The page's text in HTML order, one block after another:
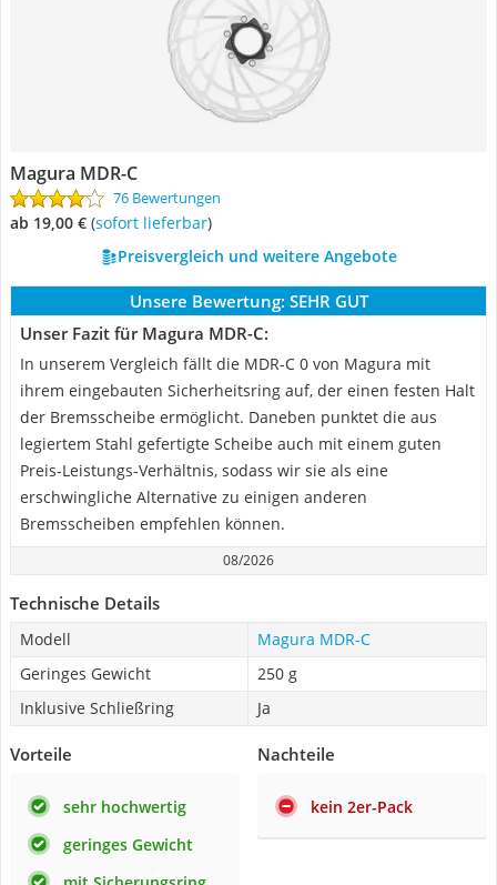
Magura MDR-C
76 Bewertungen
ab 19,00 € ( Sofort lieferbar)
Preisvergleich und weitere Angebote
Unsere Bewertung: SEHR GUT
Unser Fazit für Magura MDR-C:
In unserem Vergleich fällt die MDR-C 0 von Magura mit
ihrem eingebauten Sicherheitsring auf, der einen festen Halt
der Bremsscheibe ermöglicht. Daneben punktet die aus
legiertem Stahl gefertigte Scheibe auch mit einem guten
Preis-Leistungs-Verhältnis, sodass wir sie als eine
erschwingliche Alternative zu einigen anderen
Bremsscheiben empfehlen können.
08/2026
Technische Details
Modell
Magura MDR-C
Geringes Gewicht
250 g
Inklusive Schließring
Ja
Vorteile
sehr hochwertig
geringes Gewicht
Nachteile
kein 2er-Pack